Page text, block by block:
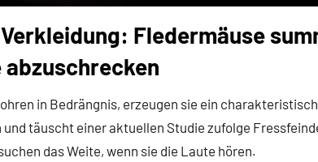
Fledermäuse
in Bedrängnis, erzeugen sie ein
täuscht einer aktuellen Studie zufolge
das Weite, wenn sie die Laute hören.